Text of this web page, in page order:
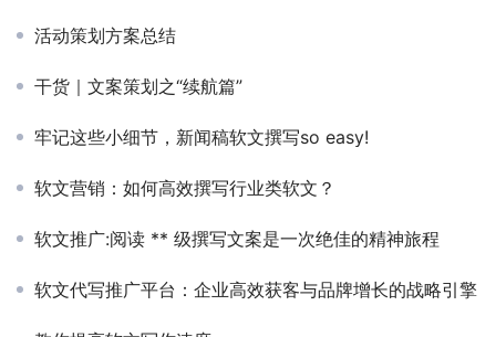
活动策划方案总结
干货｜文案策划之“续航篇”
牢记这些小细节，新闻稿软文撰写so easy!
软文营销：如何高效撰写行业类软文？
软文推广:阅读 ** 级撰写文案是一次绝佳的精神旅程
软文代写推广平台：企业高效获客与品牌增长的战略引擎